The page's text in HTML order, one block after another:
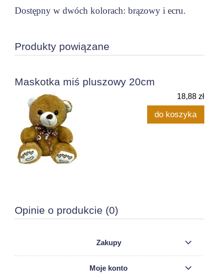
Dostępny w dwóch kolorach: brązowy i ecru.
Produkty powiązane
Maskotka miś pluszowy 20cm
18,88 zł
do koszyka
Opinie o produkcie (0)
Zakupy
Moje konto